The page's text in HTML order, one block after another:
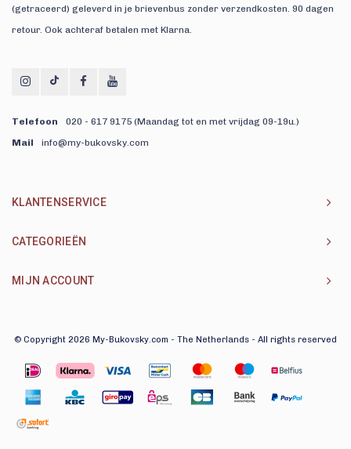
(getraceerd) geleverd in je brievenbus zonder verzendkosten. 90 dagen
retour. Ook achteraf betalen met Klarna.
Telefoon
020 - 617 9175 (Maandag tot en met vrijdag 09-19u.)
Mail
info@my-bukovsky.com
KLANTENSERVICE
CATEGORIEËN
MIJN ACCOUNT
© Copyright 2026 My-Bukovsky.com - The Netherlands - All rights reserved